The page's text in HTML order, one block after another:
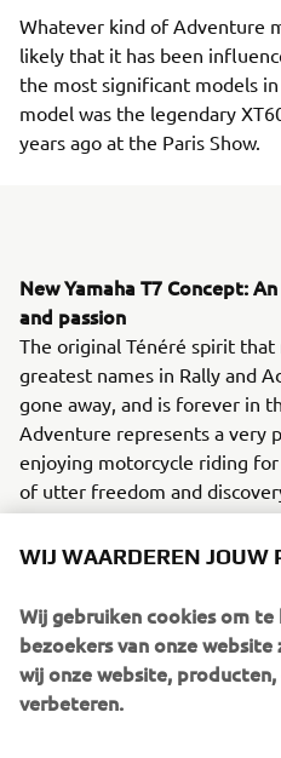
Whatever kind of Adventure
likely that it has been
the most significant models
model was the legendary
years ago at the Paris Show.
New Yamaha T7 Concept:
and passion
The original Ténéré spirit that
greatest names in Rally and
gone away, and is forever in
Adventure represents a very
enjoying motorcycle riding
of utter freedom and
places even when there are
Yamaha are about to give the
New Yamaha T7 Concept:
WIJ WAARDEREN JOUW
Wij gebruiken cookies om
bezoekers van onze website
wij onze website,
verbeteren.